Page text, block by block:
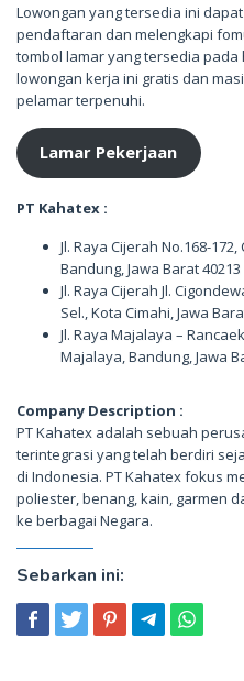
Lowongan yang tersedia ini
pendaftaran dan melengkapi
tombol lamar yang tersedia
lowongan kerja ini gratis dan
pelamar terpenuhi.
Lamar Pekerjaan
PT Kahatex :
Jl. Raya Cijerah No.168-
Bandung, Jawa Barat 40213
Jl. Raya Cijerah Jl.
Sel., Kota Cimahi, Jawa
Jl. Raya Majalaya –
Majalaya, Bandung, Jawa
Company Description :
PT Kahatex adalah sebuah
terintegrasi yang telah berdiri
di Indonesia. PT Kahatex fokus
poliester, benang, kain, garmen
ke berbagai Negara.
Sebarkan ini: